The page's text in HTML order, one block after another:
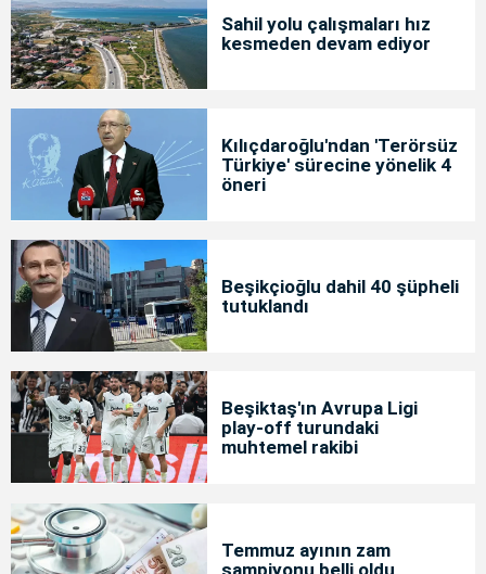
Sahil yolu çalışmaları hız
kesmeden devam ediyor
Kılıçdaroğlu'ndan 'Terörsüz
Türkiye' sürecine yönelik 4
öneri
Beşikçioğlu dahil 40 şüpheli
tutuklandı
Beşiktaş'ın Avrupa Ligi
play-off turundaki
muhtemel rakibi
Temmuz ayının zam
şampiyonu belli oldu